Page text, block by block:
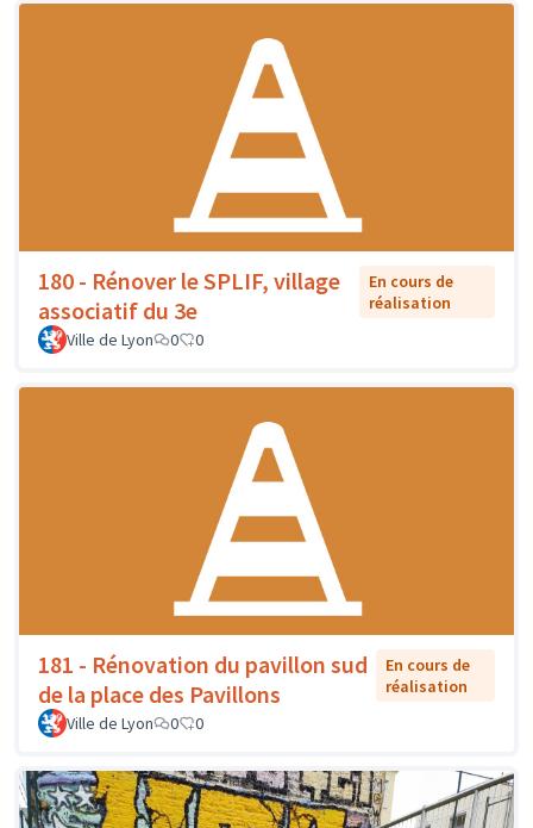
180 - Rénover le SPLIF, village
associatif du 3e
En cours de
réalisation
Ville de Lyon
0 0
181 - Rénovation du pavillon sud
de la place des Pavillons
En cours de
réalisation
Ville de Lyon
0 0